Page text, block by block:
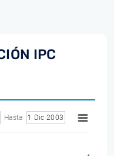
IPC
Hasta 1 Dic 2003